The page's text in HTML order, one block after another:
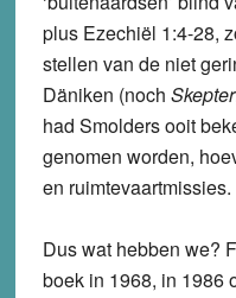
plus Ezechiël 1:4-28,
stellen van de niet
Däniken (noch Skepter
had Smolders ooit
genomen worden,
en ruimtevaartmissies.
Dus wat hebben we?
boek in 1968, in 1986